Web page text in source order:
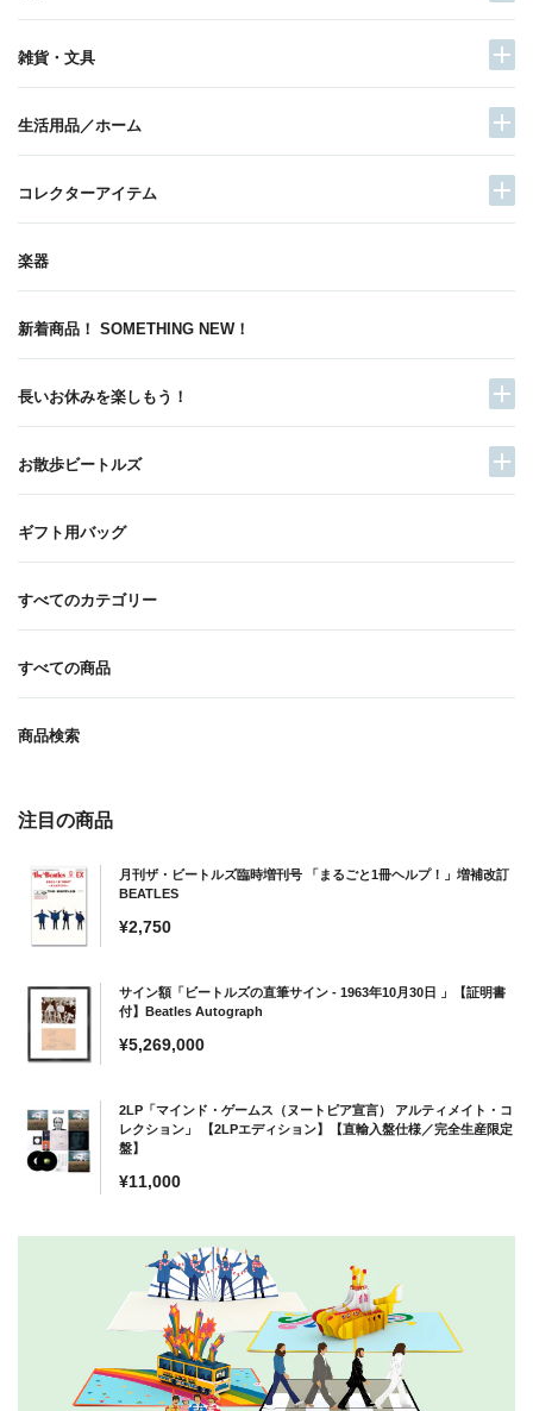
雑貨・文具
生活用品／ホーム
コレクターアイテム
楽器
新着商品！ SOMETHING NEW！
長いお休みを楽しもう！
お散歩ビートルズ
ギフト用バッグ
すべてのカテゴリー
すべての商品
商品検索
注目の商品
月刊ザ・ビートルズ臨時増刊号 「まるごと1冊ヘルプ！」増補改訂
BEATLES
通
格
¥2,750
サイン額「ビートルズの直筆サイン - 1963年10月30日 」【証明書
付】Beatles Autograph
通
格
¥5,269,000
2LP「マインド・ゲームス（ヌートピア宣言） アルティメイト・コ
レクション」 【2LPエディション】【直輸入盤仕様／完全生産限定
盤】
通
¥11,000